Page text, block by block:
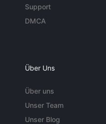
Support
DMCA
Über Uns
Über uns
Unser Team
Unser Blog